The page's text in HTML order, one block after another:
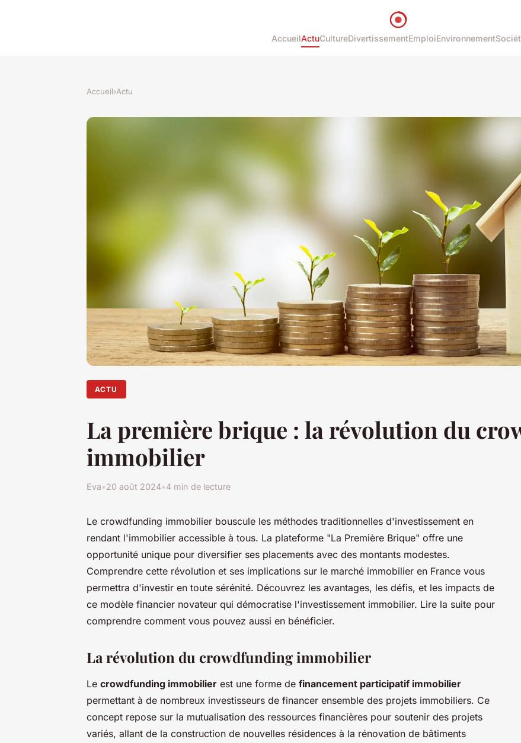
AccueilActuCultureDivertissementEmploiEnvironnement
Accueil›Actu
ACTU
La première brique : la révolution du
immobilier
Eva•20 août 2024•4 min de lecture
Le crowdfunding immobilier bouscule les méthodes traditionnelles d'investissement en
rendant l'immobilier accessible à tous. La plateforme "La Première Brique" offre une
opportunité unique pour diversifier ses placements avec des montants modestes.
Comprendre cette révolution et ses implications sur le marché immobilier en France vous
permettra d'investir en toute sérénité. Découvrez les avantages, les défis, et les impacts de
ce modèle financier novateur qui démocratise l'investissement immobilier. Lire la suite pour
comprendre comment vous pouvez aussi en bénéficier.
La révolution du crowdfunding immobilier
Le crowdfunding immobilier est une forme de financement participatif immobilier
permettant à de nombreux investisseurs de financer ensemble des projets immobiliers. Ce
concept repose sur la mutualisation des ressources financières pour soutenir des projets
variés, allant de la construction de nouvelles résidences à la rénovation de bâtiments